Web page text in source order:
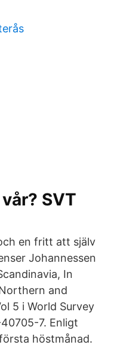
SVT
en fritt att själv
Johannessen
In
and
5 i World Survey
7. Enligt
höstmånad.